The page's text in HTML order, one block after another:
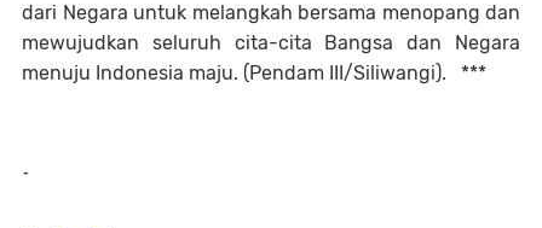
dari Negara untuk melangkah bersama menopang dan
mewujudkan seluruh cita-cita Bangsa dan Negara
menuju Indonesia maju. (Pendam III/Siliwangi). ***
-